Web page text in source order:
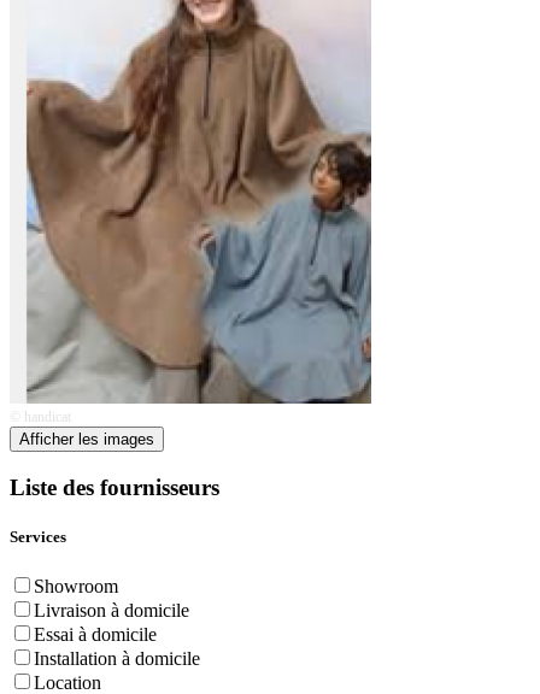
© handicat
Afficher les images
Liste des fournisseurs
Services
Showroom
Livraison à domicile
Essai à domicile
Installation à domicile
Location